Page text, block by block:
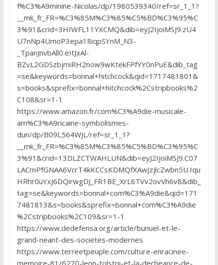
f%C3%A9minine-Nicolas/dp/1980539340/ref=sr_1_1?
__mk_fr_FR=%C3%85M%C3%85%C5%BD%C3%95%C
3%91&crid=3HIWFL11YXCMQ&dib=eyJ2IjoiMSJ9.zU4
U7nNp4UmoP3epa18iqpSYnM_N3-
_TpanJnvbAll0.eItJxAl-
BZvL2GDSzbjmiRH2now9wKtekFPfYY0nPuE&dib_tag
=se&keywords=bonnal+hitchcock&qid=1717481801&
s=books&sprefix=bonnal+hitchcock%2Cstripbooks%2
C108&sr=1-1
https://www.amazon.fr/com%C3%A9die-musicale-
am%C3%A9ricaine-symbolismes-
dun/dp/B09L564WJL/ref=sr_1_1?
__mk_fr_FR=%C3%85M%C3%85%C5%BD%C3%95%C
3%91&crid=13DLZCTWAHLUN&dib=eyJ2IjoiMSJ9.C07
LACmPfGNAA6VcrT4kKCCsKDMQfXAwJzjlcZwbn5U.Iqu
HRhr0uYxJ6DQirwgDJ_FR1BE_XrL6TVv2ovVh6v8&dib_
tag=se&keywords=bonnal+com%C3%A9die&qid=171
7481813&s=books&sprefix=bonnal+com%C3%A9die
%2Cstripbooks%2C109&sr=1-1
https://www.dedefensa.org/article/bunuel-et-le-
grand-neant-des-societes-modernes
https://www.terreetpeuple.com/culture-enracinee-